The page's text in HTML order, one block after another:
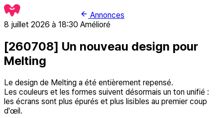
Annonces
8 juillet 2026 à 18:30 Amélioré
[260708] Un nouveau design pour
Melting
Le design de Melting a été entièrement repensé.
Les couleurs et les formes suivent désormais un ton unifié :
les écrans sont plus épurés et plus lisibles au premier coup
d'œil.